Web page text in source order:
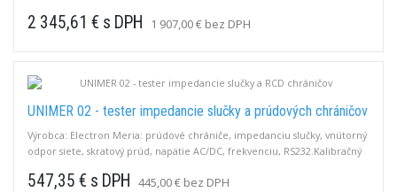
presnosťou.
2 345,61 € s DPH 1 907,00 € bez DPH
UNIMER 02 - tester impedancie slučky a prúdových chráničov
Výrobca: Electron Meria: prúdové chrániče, impedanciu slučky, vnútorný
odpor siete, skratový prúd, napätie AC/DC, frekvenciu, RS232.Kalibračný
547,35 € s DPH 445,00 € bez DPH